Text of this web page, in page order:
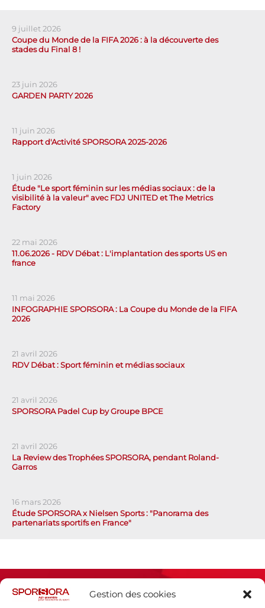
Gestion des cookies
9 juillet 2026
Coupe du Monde de la FIFA 2026 : à la découverte des
stades du Final 8 !
23 juin 2026
GARDEN PARTY 2026
11 juin 2026
Rapport d'Activité SPORSORA 2025-2026
1 juin 2026
Étude "Le sport féminin sur les médias sociaux : de la
visibilité à la valeur" avec FDJ UNITED et The Metrics
Factory
22 mai 2026
11.06.2026 - RDV Débat : L'implantation des sports US en
france
11 mai 2026
INFOGRAPHIE SPORSORA : La Coupe du Monde de la FIFA
2026
21 avril 2026
RDV Débat : Sport féminin et médias sociaux
21 avril 2026
SPORSORA Padel Cup by Groupe BPCE
21 avril 2026
La Review des Trophées SPORSORA, pendant Roland-
Garros
16 mars 2026
Étude SPORSORA x Nielsen Sports : "Panorama des
partenariats sportifs en France"